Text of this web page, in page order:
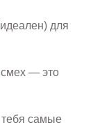
для
смех — это
тебя самые